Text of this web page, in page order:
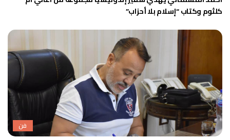
كلثوم وكتاب “إسلام بلا أحزاب”
فن